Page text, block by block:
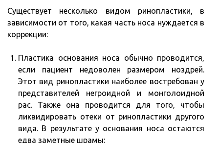
Существует несколько видом ринопластики, в
зависимости от того, какая часть носа нуждается в
коррекции:
Пластика основания носа обычно проводится,
если пациент недоволен размером ноздрей.
Этот вид ринопластики наиболее востребован у
представителей негроидной и монголоидной
рас. Также она проводится для того, чтобы
ликвидировать отеки от ринопластики другого
вида. В результате у основания носа остаются
едва заметные шрамы;